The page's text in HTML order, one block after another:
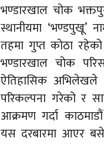
भण्डारखाल चोक
स्थानीयमा
तहमा गुप्त कोठा
भण्डारखाल चोक
ऐतिहासिक अभिलेखले
परिकल्पना गरेको र
आक्रमण गर्दा
यस दरबारमा आएर